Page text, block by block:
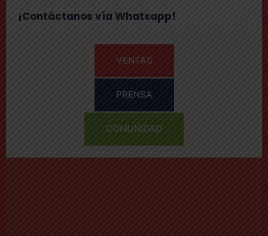
¡Contáctanos vía Whatsapp!
VENTAS
PRENSA
COMUNIDAD